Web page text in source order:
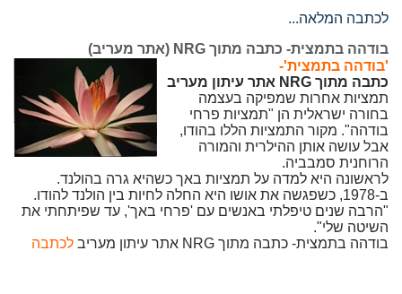
לכתבה המלאה...
בודהה בתמצית- כתבה מתוך NRG (אתר מעריב)
'בודהה בתמצית'-
כתבה מתוך NRG אתר עיתון מעריב
תמציות אחרות שמפיקה בעצמה
בחורה ישראלית הן "תמציות פרחי
בודהה‭."‬ מקור התמציות הללו בהודו,
אבל עושה אותן ההילרית והמורה
הרוחנית סמבביה.
לראשונה היא למדה על תמציות באך כשהיא גרה בהולנד.
ב‭1978-‬, כשפגשה את אושו היא החלה לחיות בין הולנד להודו.
"הרבה שנים טיפלתי באנשים עם 'פרחי באך‭,'‬ עד שפיתחתי את
השיטה שלי".
בודהה בתמצית- כתבה מתוך NRG אתר עיתון מעריב
לכתבה